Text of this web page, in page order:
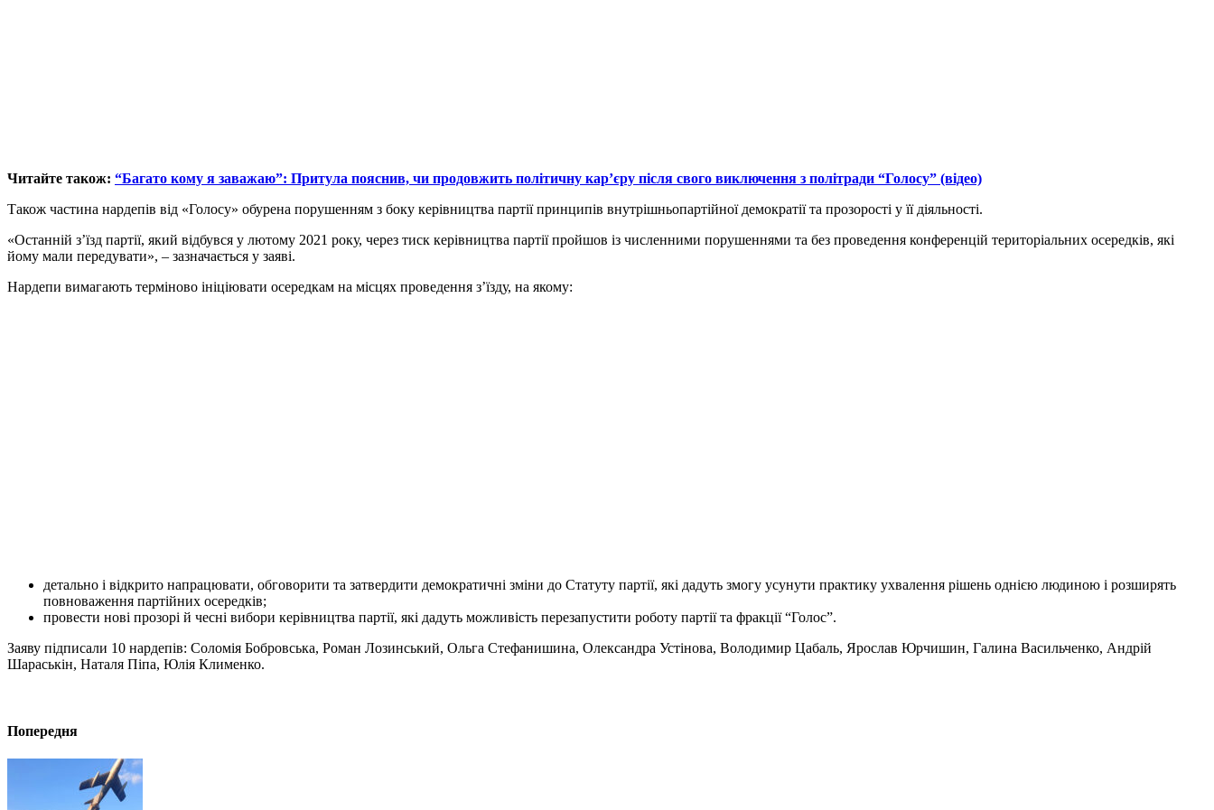
Читайте також: “Багато кому я заважаю”: Притула пояснив, чи продовжить політичну кар’єру після свого виключення з політради “Голосу” (відео)
Також частина нардепів від «Голосу» обурена порушенням з боку керівництва партії принципів внутрішньопартійної демократії та прозорості у її діяльності.
«Останній з’їзд партії, який відбувся у лютому 2021 року, через тиск керівництва партії пройшов із численними порушеннями та без проведення конференцій територіальних осередків, які
йому мали передувати», – зазначається у заяві.
Нардепи вимагають терміново ініціювати осередкам на місцях проведення з’їзду, на якому:
детально і відкрито напрацювати, обговорити та затвердити демократичні зміни до Статуту партії, які дадуть змогу усунути практику ухвалення рішень однією людиною і розширять
повноваження партійних осередків;
провести нові прозорі й чесні вибори керівництва партії, які дадуть можливість перезапустити роботу партії та фракції “Голос”.
Заяву підписали 10 нардепів: Соломія Бобровська, Роман Лозинський, Ольга Стефанишина, Олександра Устінова, Володимир Цабаль, Ярослав Юрчишин, Галина Васильченко, Андрій
Шараськін, Наталя Піпа, Юлія Клименко.
Попередня